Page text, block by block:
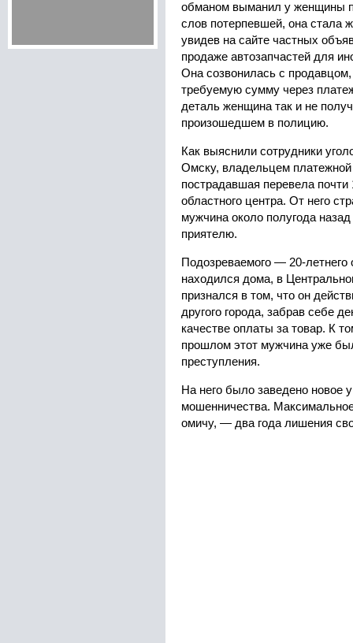
обманом выманил у женщины
слов потерпевшей, она стала
увидев на сайте частных
продаже автозапчастей для
Она созвонилась с
требуемую сумму через
деталь женщина так и не
произошедшем в полицию.
Как выяснили сотрудники
Омску, владельцем
пострадавшая перевела
областного центра. От него
мужчина около полугода
приятелю.
Подозреваемого — 20-
находился дома, в
признался в том, что он
другого города, забрав себе
качестве оплаты за товар. К
прошлом этот мужчина уже
преступления.
На него было заведено новое
мошенничества. Максимальное
омичу, — два года лишения